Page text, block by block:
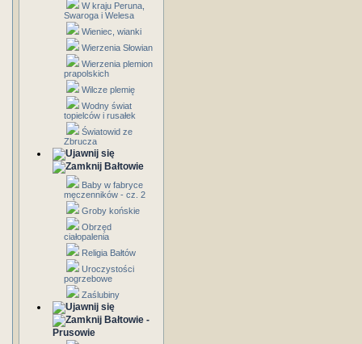
W kraju Peruna,
Swaroga i Welesa
Wieniec, wianki
Wierzenia Słowian
Wierzenia plemion
prapolskich
Wilcze plemię
Wodny świat
topielców i rusałek
Światowid ze
Zbrucza
Bałtowie
Baby w fabryce
męczenników - cz. 2
Groby końskie
Obrzęd
ciałopalenia
Religia Bałtów
Uroczystości
pogrzebowe
Zaślubiny
Bałtowie -
Prusowie